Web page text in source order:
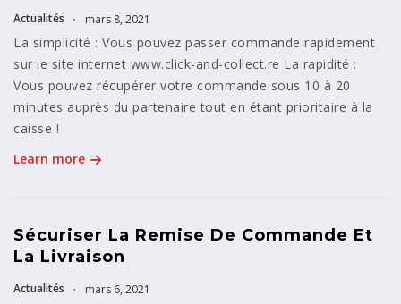
Actualités mars 8, 2021
La simplicité : Vous pouvez passer commande rapidement
sur le site internet www.click-and-collect.re La rapidité :
Vous pouvez récupérer votre commande sous 10 à 20
minutes auprès du partenaire tout en étant prioritaire à la
caisse !
Learn more
Sécuriser La Remise De Commande Et
La Livraison
Actualités mars 6, 2021